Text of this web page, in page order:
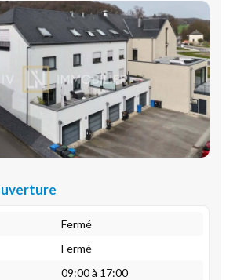
Fermé
Fermé
09:00 à 17:00